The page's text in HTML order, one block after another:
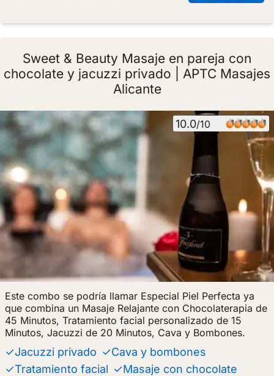
Sweet & Beauty Masaje en pareja con
chocolate y jacuzzi privado | APTC Masajes
Alicante
10.0/10
Este combo se podría llamar Especial Piel Perfecta ya
que combina un Masaje Relajante con Chocolaterapia de
45 Minutos, Tratamiento facial personalizado de 15
Minutos, Jacuzzi de 20 Minutos, Cava y Bombones.
✓Jacuzzi privado ✓Cava y bombones
✓Tratamiento facial ✓Masaje con chocolate